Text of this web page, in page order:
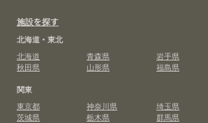
施設を探す
北海道・東北
北海道
青森県 岩手県
秋田県
山形県
福島県
関東
東京都
神奈川県 埼玉県
茨城県
栃木県
群馬県